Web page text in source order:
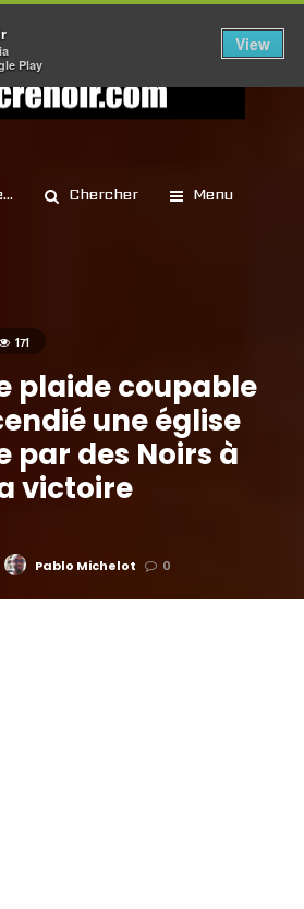
Chercher Menu
171
plaide coupable
une église
par des Noirs à
victoire
Pablo Michelot 0
Play
View